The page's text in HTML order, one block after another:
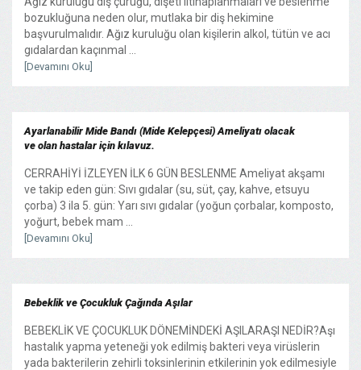
bozukluğuna neden olur, mutlaka bir diş hekimine
başvurulmalıdır. Ağız kuruluğu olan kişilerin alkol, tütün ve acı
gıdalardan kaçınmal ...
[Devamını Oku]
Ayarlanabilir Mide Bandı (Mide Kelepçesi) Ameliyatı olacak
ve olan hastalar için kılavuz.
CERRAHİYİ İZLEYEN İLK 6 GÜN BESLENME Ameliyat akşamı
ve takip eden gün: Sıvı gıdalar (su, süt, çay, kahve, etsuyu
çorba) 3 ila 5. gün: Yarı sıvı gıdalar (yoğun çorbalar, komposto,
yoğurt, bebek mam ...
[Devamını Oku]
Bebeklik ve Çocukluk Çağında Aşılar
BEBEKLİK VE ÇOCUKLUK DÖNEMİNDEKİ AŞILARAŞI NEDİR?Aşı
hastalık yapma yeteneği yok edilmiş bakteri veya virüslerin
yada bakterilerin zehirli toksinlerinin etkilerinin yok edilmesiyle